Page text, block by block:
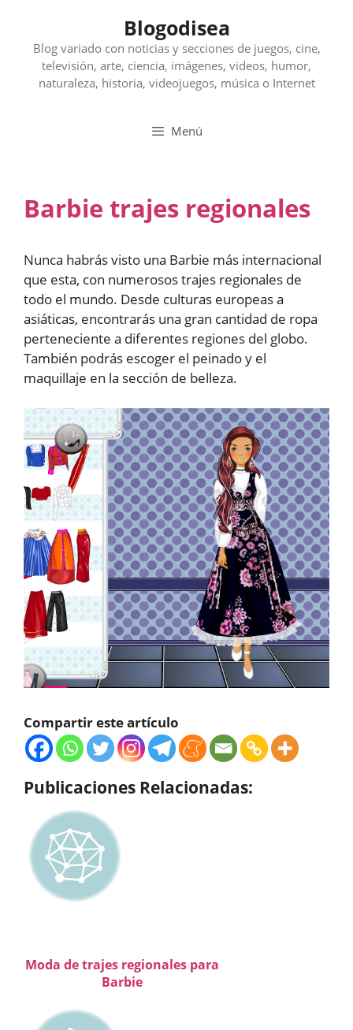
contenido
Blogodisea
Blog variado con noticias y secciones de juegos, cine,
televisión, arte, ciencia, imágenes, videos, humor,
naturaleza, historia, videojuegos, música o Internet
Menú
Barbie trajes regionales
Nunca habrás visto una Barbie más internacional
que esta, con numerosos trajes regionales de
todo el mundo. Desde culturas europeas a
asiáticas, encontrarás una gran cantidad de ropa
perteneciente a diferentes regiones del globo.
También podrás escoger el peinado y el
maquillaje en la sección de belleza.
Compartir este artículo
Publicaciones Relacionadas:
Moda de trajes regionales para
Barbie